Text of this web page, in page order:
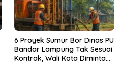
6 Proyek Sumur Bor Dinas PU
Bandar Lampung Tak Sesuai
Kontrak, Wali Kota Diminta